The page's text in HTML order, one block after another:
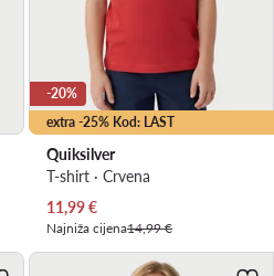
extra -25% Kod: LAST
-20%
Quiksilver
T-shirt · Crvena
Trenutna cijena
11,99€
Najniža cijena14,99 €